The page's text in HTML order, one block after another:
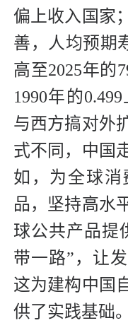
偏上收入国家
善，人均预期
高至2025年的
1990年的
与西方搞对外
式不同，中国
如，为全球
品，坚持高水
球公共产品提
带一路”，让
这为建构中国
供了实践基础。